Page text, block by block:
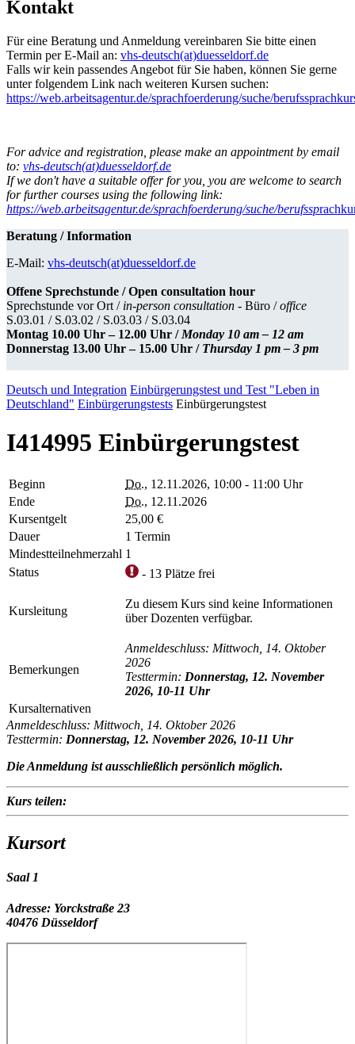
Kontakt
Für eine Beratung und Anmeldung vereinbaren Sie bitte einen
Termin per E-Mail an: vhs-deutsch(at)duesseldorf.de
Falls wir kein passendes Angebot für Sie haben, können Sie gerne
unter folgendem Link nach weiteren Kursen suchen:
https://web.arbeitsagentur.de/sprachfoerderung/suche/
For advice and registration, please make an appointment by email
to: vhs-deutsch(at)duesseldorf.de
If we don't have a suitable offer for you, you are welcome to search
for further courses using the following link:
https://web.arbeitsagentur.de/sprachfoerderung/suche/berufssp
Beratung / Information
E-Mail: vhs-deutsch(at)duesseldorf.de
Offene Sprechstunde / Open consultation hour
Sprechstunde vor Ort / in-person consultation - Büro /office
S.03.01 / S.03.02 / S.03.03 / S.03.04
Montag 10.00 Uhr – 12.00 Uhr / Monday 10 am – 12 am
Donnerstag 13.00 Uhr – 15.00 Uhr / Thursday 1 pm – 3 pm
Deutsch und Integration Einbürgerungstest und Test "Leben in
Deutschland" Einbürgerungstests Einbürgerungstest
I414995 Einbürgerungstest
Beginn Do., 12.11.2026, 10:00 - 11:00 Uhr
Ende
Do., 12.11.2026
Kursentgelt
25,00 €
Dauer
1 Termin
Mindestteilnehmerzahl 1
Status
- 13 Plätze frei
Kursleitung
Zu diesem Kurs sind keine Informationen
über Dozenten verfügbar.
Bemerkungen
Anmeldeschluss: Mittwoch, 14. Oktober
2026
Testtermin: Donnerstag, 12. November
2026, 10-11 Uhr
Kursalternativen
Anmeldeschluss: Mittwoch, 14. Oktober 2026
Testtermin: Donnerstag, 12. November 2026, 10-11 Uhr
Die Anmeldung istausschließlich persönlich möglich.
Kurs teilen:
Kursort
Saal 1
Adresse: Yorckstraße 23
40476 Düsseldorf